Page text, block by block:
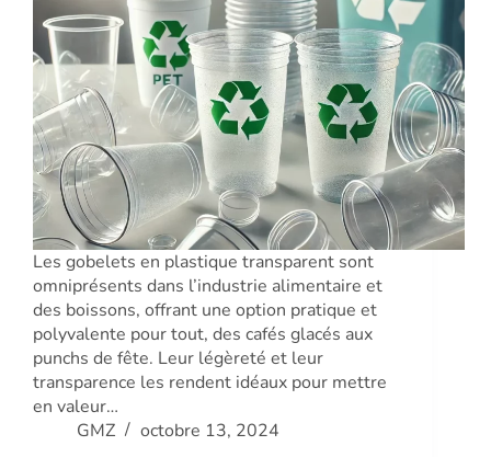
Les gobelets en plastique transparent sont
omniprésents dans l’industrie alimentaire et
des boissons, offrant une option pratique et
polyvalente pour tout, des cafés glacés aux
punchs de fête. Leur légèreté et leur
transparence les rendent idéaux pour mettre
en valeur…
GMZ
octobre 13, 2024